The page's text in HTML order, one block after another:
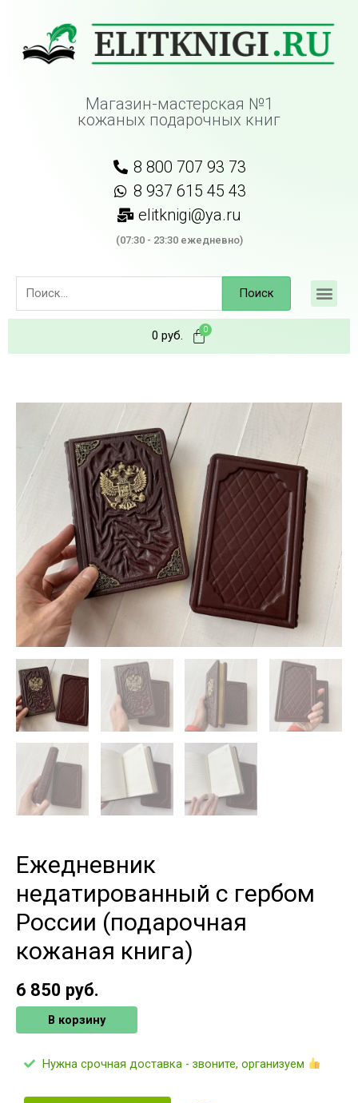
Магазин-мастерская №1
кожаных подарочных книг
8 800 707 93 73
8 937 615 45 43
elitknigi@ya.ru
(07:30 - 23:30 ежедневно)
Поиск
0 руб.
Ежедневник
недатированный с гербом
России (подарочная
кожаная книга)
6 850 руб.
В корзину
Нужна срочная доставка - звоните, организуем